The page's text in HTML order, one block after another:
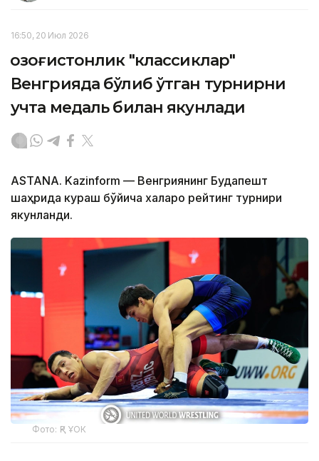
16:50, 20 Июл 2026
Қозоғистонлик "классиклар"
Венгрияда бўлиб ўтган турнирни
учта медаль билан якунлади
ASTANA. Kazinform — Венгриянинг Будапешт
шаҳрида кураш бўйича халқаро рейтинг турнири
якунланди.
Фото: ҚР ҰОК